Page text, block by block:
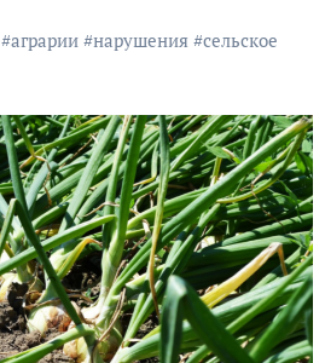
#аграрии#нарушения#сельское